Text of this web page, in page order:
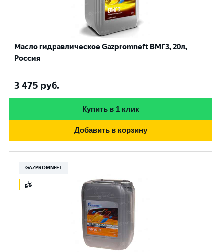
Масло гидравлическое Gazpromneft ВМГЗ, 20л,
Россия
3 475 руб.
Купить в 1 клик
Добавить в корзину
GAZPROMNEFT